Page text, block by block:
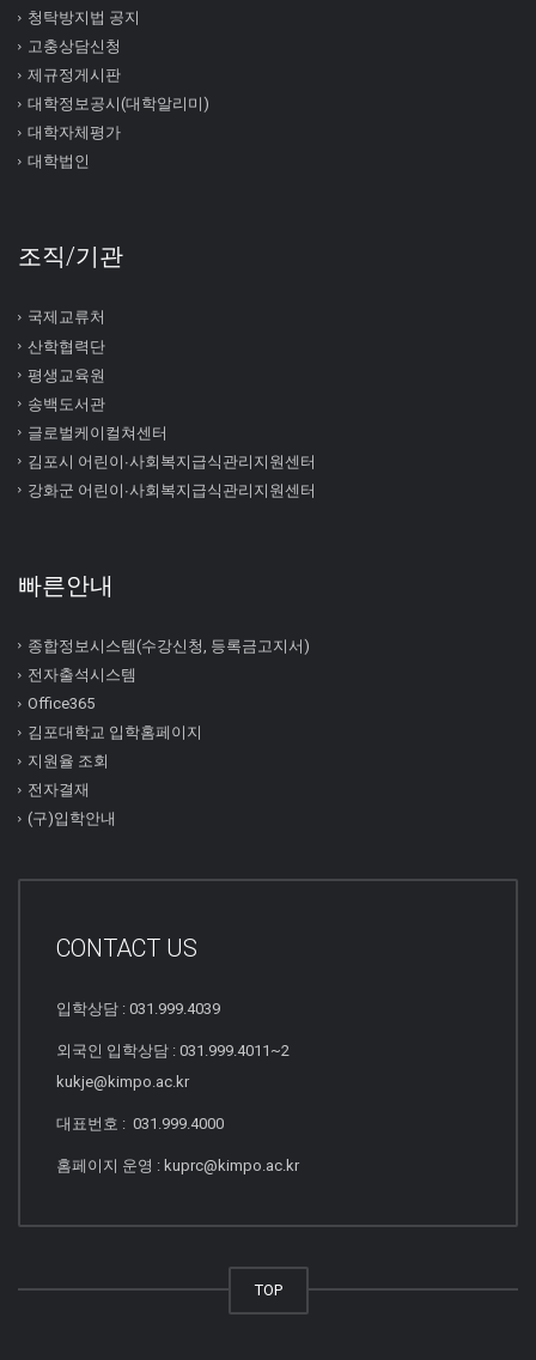
청탁방지법 공지
고충상담신청
제규정게시판
대학정보공시(대학알리미)
대학자체평가
대학법인
조직/기관
국제교류처
산학협력단
평생교육원
송백도서관
글로벌케이컬쳐센터
김포시 어린이∙사회복지급식관리지원센터
강화군 어린이∙사회복지급식관리지원센터
빠른안내
종합정보시스템(수강신청, 등록금고지서)
전자출석시스템
Office365
김포대학교 입학홈페이지
지원율 조회
전자결재
(구)입학안내
CONTACT US
입학상담 : 031.999.4039
외국인 입학상담 : 031.999.4011~2
kukje@kimpo.ac.kr
대표번호 : 031.999.4000
홈페이지 운영 : kuprc@kimpo.ac.kr
TOP